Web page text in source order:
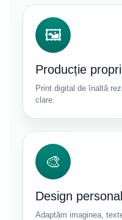
🖼️
Producție
Print digital de înaltă
clare.
🎨
Design
Adaptăm imaginea,